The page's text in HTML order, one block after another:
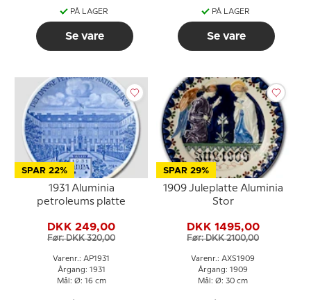
PÅ LAGER
Se vare
PÅ LAGER
Se vare
SPAR 22%
1931 Aluminia
petroleums platte
DKK 249,00
Før: DKK 320,00
Varenr.: AP1931
Årgang: 1931
Mål: Ø: 16 cm
SPAR 29%
1909 Juleplatte Aluminia
Stor
DKK 1495,00
Før: DKK 2100,00
Varenr.: AXS1909
Årgang: 1909
Mål: Ø: 30 cm